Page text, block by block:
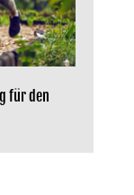
für den